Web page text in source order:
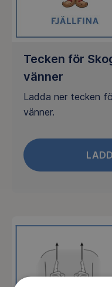
Tecken för
vänner
Ladda ner tecken
vänner.